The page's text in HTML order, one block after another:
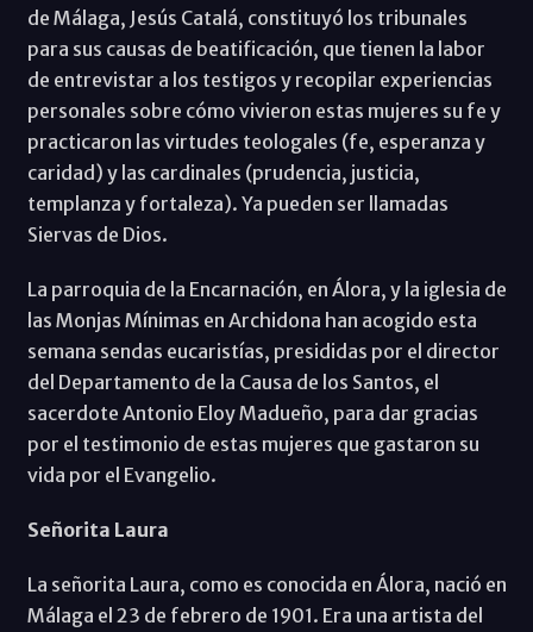
de Málaga, Jesús Catalá, constituyó los tribunales
para sus causas de beatificación, que tienen la labor
de entrevistar a los testigos y recopilar experiencias
personales sobre cómo vivieron estas mujeres su fe y
practicaron las virtudes teologales (fe, esperanza y
caridad) y las cardinales (prudencia, justicia,
templanza y fortaleza). Ya pueden ser llamadas
Siervas de Dios.
La parroquia de la Encarnación, en Álora, y la iglesia de
las Monjas Mínimas en Archidona han acogido esta
semana sendas eucaristías, presididas por el director
del Departamento de la Causa de los Santos, el
sacerdote Antonio Eloy Madueño, para dar gracias
por el testimonio de estas mujeres que gastaron su
vida por el Evangelio.
Señorita Laura
La señorita Laura, como es conocida en Álora, nació en
Málaga el 23 de febrero de 1901. Era una artista del